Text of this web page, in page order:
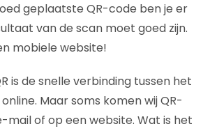
geplaatste QR-code ben je er
van de scan moet goed zijn.
mobiele website!
is de snelle verbinding tussen het
Maar soms komen wij QR-
mail of op een website. Wat is het